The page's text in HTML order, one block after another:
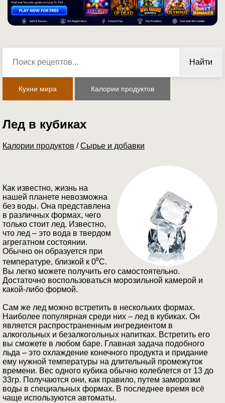
Найти
Кухни мира Калории продуктов
Лед в кубиках
Калории продуктов /Сырье и добавки
Как известно, жизнь на
нашей планете невозможна
без воды. Она представлена
в различных формах, чего
только стоит лед. Известно,
что лед – это вода в твердом
агрегатном состоянии.
Обычно он образуется при
температуре, близкой к 0⁰С.
Вы легко можете получить его самостоятельно.
Достаточно воспользоваться морозильной камерой и
какой-либо формой.
Сам же лед можно встретить в нескольких формах.
Наиболее популярная среди них – лед в кубиках. Он
является распространенным ингредиентом в
алкогольных и безалкогольных напитках. Встретить его
вы сможете в любом баре. Главная задача подобного
льда – это охлаждение конечного продукта и придание
ему нужной температуры на длительный промежуток
времени. Вес одного кубика обычно колеблется от 13 до
33гр. Получаются они, как правило, путем заморозки
воды в специальных формах. В последнее время всё
чаще используются автоматы.